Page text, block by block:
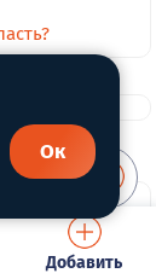
Добавить
Ок